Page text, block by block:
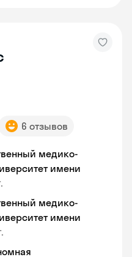
6 отзывов
медико-
имени
медико-
имени